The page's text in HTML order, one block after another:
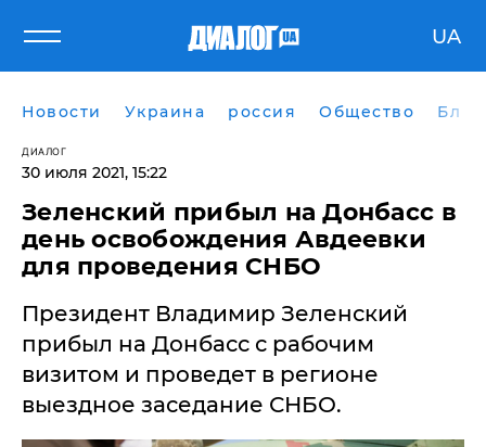
UA
Новости Украина россия Общество
ДИАЛОГ
30 июля 2021, 15:22
Зеленский прибыл на Донбасс в
день освобождения Авдеевки
для проведения СНБО
Президент Владимир Зеленский
прибыл на Донбасс с рабочим
визитом и проведет в регионе
выездное заседание СНБО.